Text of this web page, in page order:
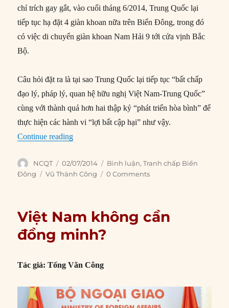
chỉ trích gay gắt, vào cuối tháng 6/2014, Trung Quốc lại
tiếp tục hạ đặt 4 giàn khoan nữa trên Biển Đông, trong đó
có việc di chuyển giàn khoan Nam Hải 9 tới cửa vịnh Bắc
Bộ.
Câu hỏi đặt ra là tại sao Trung Quốc lại tiếp tục “bất chấp
đạo lý, pháp lý, quan hệ hữu nghị Việt Nam-Trung Quốc”
cùng với thành quả hơn hai thập kỷ “phát triển hòa bình” để
thực hiện các hành vi “lợi bất cập hại” như vậy.
Continue reading“Ứng phó của Việt Nam về Biển Đông: Công
Author
NCQT
Posted
on
02/07/2014 Categories
Bình luận,Tranh chấp Biển
Đông
Tags
Vũ Thành Công 0 Comments
Việt Nam không cần
đồng minh?
Tác giả: Tống Văn Công